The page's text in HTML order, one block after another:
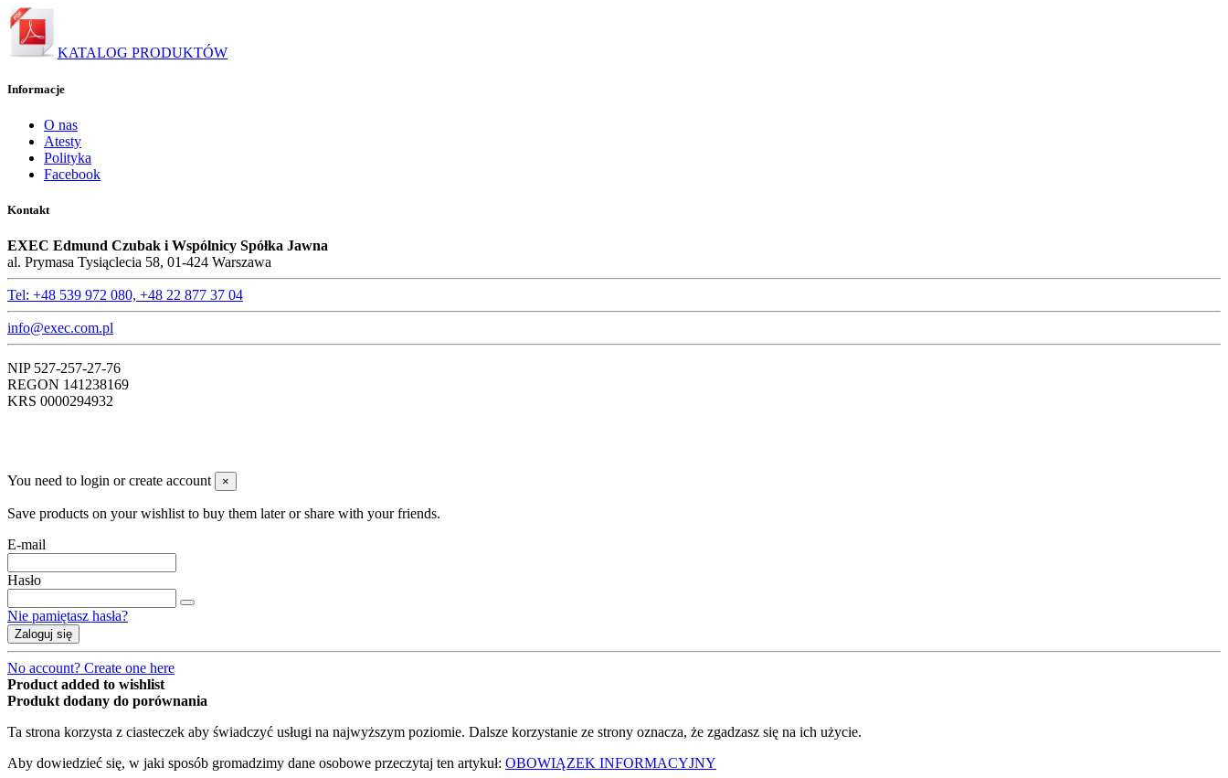
KATALOG PRODUKTÓW
Informacje
O nas
Atesty
Polityka
Facebook
Kontakt
EXEC Edmund Czubak i Wspólnicy Spółka Jawna
al. Prymasa Tysiąclecia 58, 01-424 Warszawa
Tel: +48 539 972 080, +48 22 877 37 04
info@exec.com.pl
NIP 527-257-27-76
REGON 141238169
KRS 0000294932
You need to login or create account ×
Save products on your wishlist to buy them later or share with your friends.
E-mail
Hasło
Nie pamiętasz hasła?
Zaloguj się
No account? Create one here
Product added to wishlist
Produkt dodany do porównania
Ta strona korzysta z ciasteczek aby świadczyć usługi na najwyższym poziomie. Dalsze korzystanie ze strony oznacza, że zgadzasz się na ich użycie.
Aby dowiedzieć się, w jaki sposób gromadzimy dane osobowe przeczytaj ten artykuł: OBOWIĄZEK INFORMACYJNY